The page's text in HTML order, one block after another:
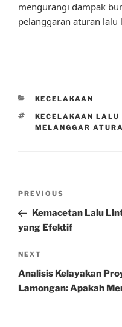
mengurangi dampak
pelanggaran aturan lalu
CATEGORIES
KECELAKAAN
TAGS
KECELAKAAN
MELANGGAR
Previous
Post
PREVIOUS
Kemacetan Lalu
yang Efektif
Next
Post
NEXT
Analisis Kelayakan
Lamongan: Apakah